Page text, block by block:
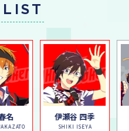
名 伊瀬谷 四季
SHIKI ISEYA